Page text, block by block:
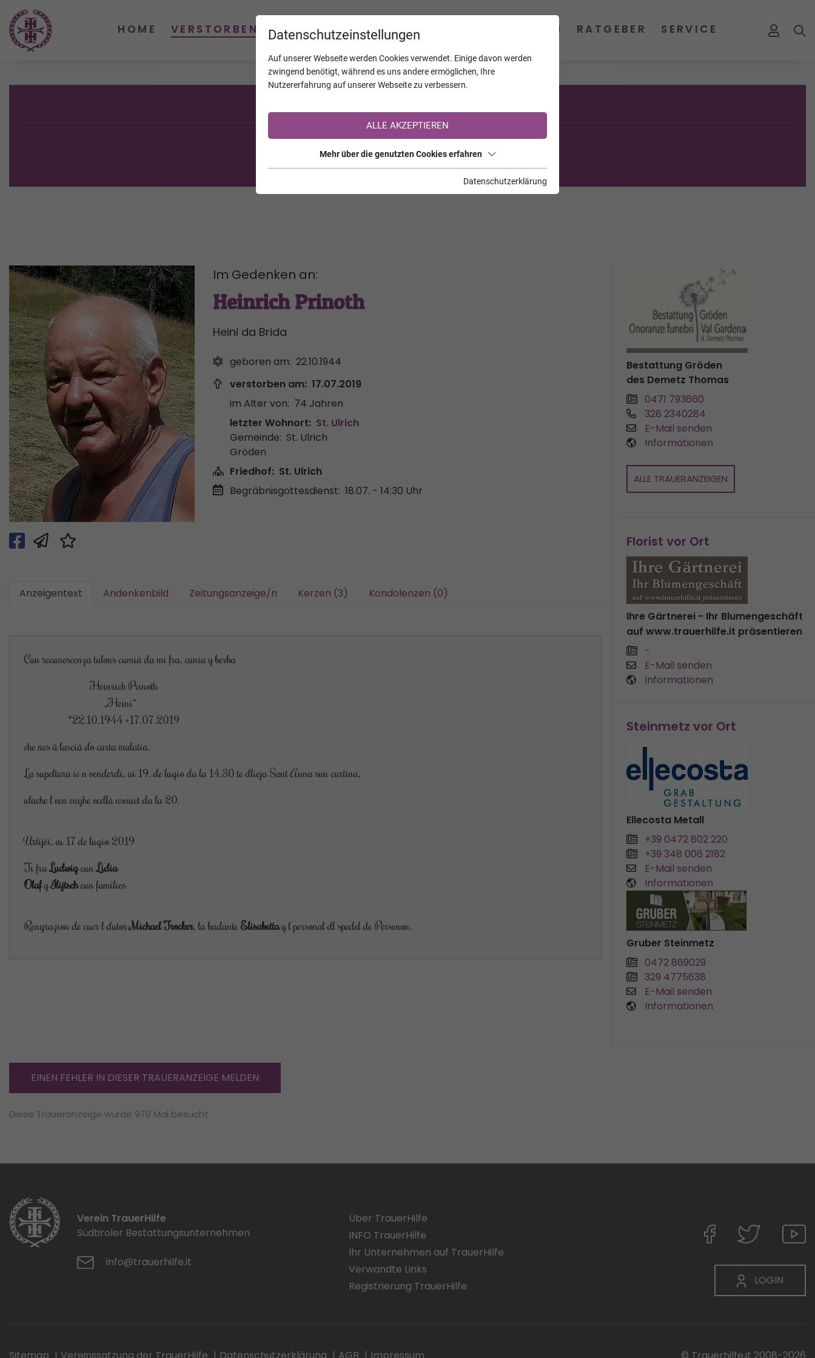
Sie sind noch nicht auf TrauerHilfe.it registriert?
>> zur kostenlosen Registrierung <<
Im Gedenken an:
Heinrich Prinoth
Heini da Brida
geboren am: 22.10.1944
verstorben am: 17.07.2019
im Alter von: 74 Jahren
letzter Wohnort: St. Ulrich
Gemeinde: St. Ulrich
Gröden
Friedhof: St. Ulrich
Begräbnisgottesdienst: 18.07. - 14:30 Uhr
Anzeigentext Andenkenbild Zeitungsanzeige/n Kerzen (3) Kondolenzen (0)
Cun recunescenza tulons cumià da mi fra, cunia y berba
Heinrich Prinoth
„Heini“
*22.10.1944 +17.07.2019
che nes à lascià do curta malatia.
La supeltura ie n venderdi, ai 19. de lugio da la 14.30 te dlieja Sant Anna sun curtina,
ulache l ven enghe vedlà nsnuet da la 20.
Urtijëi, ai 17 de lugio 2019
Ti fraLudwigcunLidia
OlafyIlijtschcun families
Rengrazion de cuer l dutorMichael Trocker, la badanteElisabettay l personal dl spedel de Persenon.
Bestattung Gröden
des Demetz Thomas
0471 793660
328 2340284
E-Mail senden
Informationen
ALLE TRAUERANZEIGEN
Florist vor Ort
Ihre Gärtnerei - Ihr Blumengeschäft
auf www.trauerhilfe.it präsentieren
-
E-Mail senden
Informationen
Steinmetz vor Ort
Ellecosta Metall
+39 0472 802 220
+39 348 006 2182
E-Mail senden
Informationen
Gruber Steinmetz
0472 869029
329 4775638
E-Mail senden
Informationen
EINEN FEHLER IN DIESER TRAUERANZEIGE MELDEN
Diese Traueranzeige wurde 978 Mal besucht
Verein TrauerHilfe
Südtiroler Bestattungsunternehmen
info@trauerhilfe.it
Über TrauerHilfe
INFO TrauerHilfe
Ihr Unternehmen auf TrauerHilfe
Verwandte Links
Registrierung TrauerHilfe
LOGIN
Datenschutzeinstellungen
Auf unserer Webseite werden Cookies verwendet. Einige davon werden
zwingend benötigt, während es uns andere ermöglichen, Ihre
Nutzererfahrung auf unserer Webseite zu verbessern.
ALLE AKZEPTIEREN
Mehr über die genutzten Cookies erfahren
Datenschutzerklärung
HOME VERSTORBENE KALENDER JAHRESTAGE UNTERNEHMEN RATGEBER SERVICE